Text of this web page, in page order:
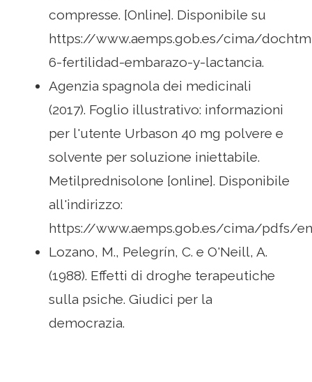
compresse. [Online]. Disponibile su
https://www.aemps.gob.es/cima/
6-fertilidad-embarazo-y-lactancia.
Agenzia spagnola dei medicinali
(2017). Foglio illustrativo: informazioni
per l'utente Urbason 40 mg polvere e
solvente per soluzione iniettabile.
Metilprednisolone [online]. Disponibile
all'indirizzo:
https://www.aemps.gob.es/cima/pdfs/
Lozano, M., Pelegrín, C. e O'Neill, A.
(1988). Effetti di droghe terapeutiche
sulla psiche. Giudici per la
democrazia.